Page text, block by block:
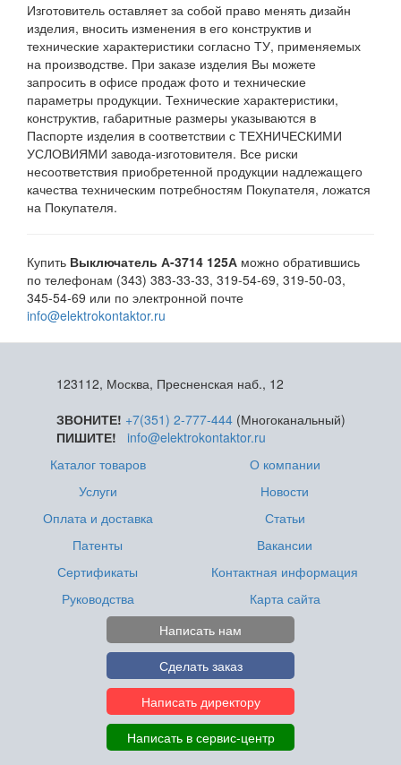
Изготовитель оставляет за собой право менять дизайн
изделия, вносить изменения в его конструктив и
технические характеристики согласно ТУ, применяемых
на производстве. При заказе изделия Вы можете
запросить в офисе продаж фото и технические
параметры продукции. Технические характеристики,
конструктив, габаритные размеры указываются в
Паспорте изделия в соответствии с ТЕХНИЧЕСКИМИ
УСЛОВИЯМИ завода-изготовителя. Все риски
несоответствия приобретенной продукции надлежащего
качества техническим потребностям Покупателя, ложатся
на Покупателя.
Купить Выключатель А-3714 125А можно обратившись
по телефонам (343) 383-33-33, 319-54-69, 319-50-03,
345-54-69 или по электронной почте
info@elektrokontaktor.ru
123112, Москва, Пресненская наб., 12
ЗВОНИТЕ! +7(351) 2-777-444(Многоканальный)
ПИШИТЕ!
info@elektrokontaktor.ru
Каталог товаров
Услуги
Оплата и доставка
Патенты
Сертификаты
Руководства
О компании
Новости
Статьи
Вакансии
Контактная информация
Карта сайта
Написать нам
Сделать заказ
Написать директору
Написать в сервис-центр